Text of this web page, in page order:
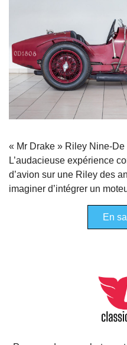
« Mr Drake » Riley Nine-
L’audacieuse expérience
d’avion sur une Riley des
imaginer d’intégrer un
En